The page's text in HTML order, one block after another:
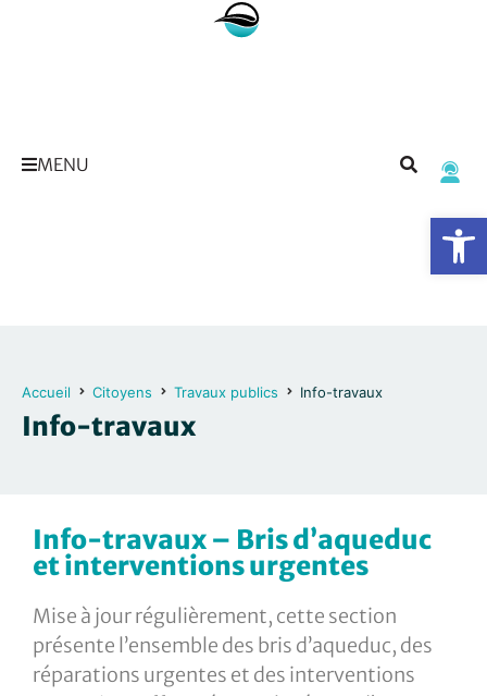
MENU
Accueil Citoyens Travaux publics Info-travaux
Info-travaux
Info-travaux – Bris d’aqueduc
et interventions urgentes
Mise à jour régulièrement, cette section
présente l’ensemble des bris d’aqueduc, des
réparations urgentes et des interventions